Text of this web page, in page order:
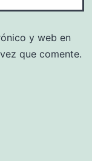
y web en
que comente.